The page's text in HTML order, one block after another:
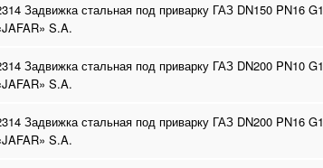
Задвижка стальная под приварку ГАЗ DN150 PN16
S.A.
Задвижка стальная под приварку ГАЗ DN200 PN10
S.A.
Задвижка стальная под приварку ГАЗ DN200 PN16
S.A.